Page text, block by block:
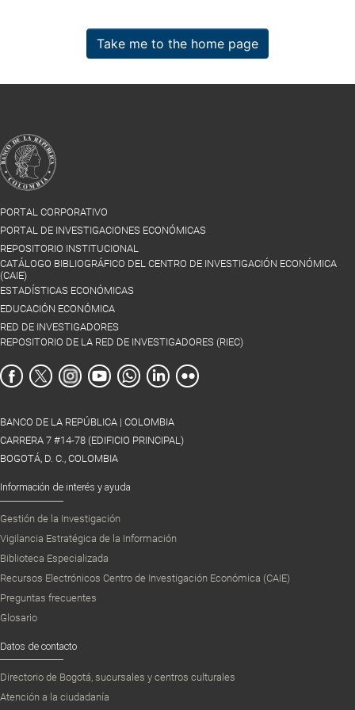
Take me to the home page
PORTAL CORPORATIVO
PORTAL DE INVESTIGACIONES ECONÓMICAS
REPOSITORIO INSTITUCIONAL
CATÁLOGO BIBLIOGRÁFICO DEL CENTRO DE INVESTIGACIÓN ECONÓMICA
(CAIE)
ESTADÍSTICAS ECONÓMICAS
EDUCACIÓN ECONÓMICA
RED DE INVESTIGADORES
REPOSITORIO DE LA RED DE INVESTIGADORES (RIEC)
BANCO DE LA REPÚBLICA | COLOMBIA
CARRERA 7 #14-78 (EDIFICIO PRINCIPAL)
BOGOTÁ, D. C., COLOMBIA
Información de interés y ayuda
Gestión de la Investigación
Vigilancia Estratégica de la Información
Biblioteca Especializada
Recursos Electrónicos Centro de Investigación Económica (CAIE)
Preguntas frecuentes
Glosario
Datos de contacto
Directorio de Bogotá, sucursales y centros culturales
Atención a la ciudadanía